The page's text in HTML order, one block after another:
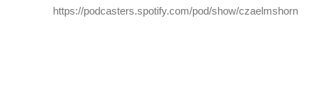
https://podcasters.spotify.com/pod/show/czaelmshorn